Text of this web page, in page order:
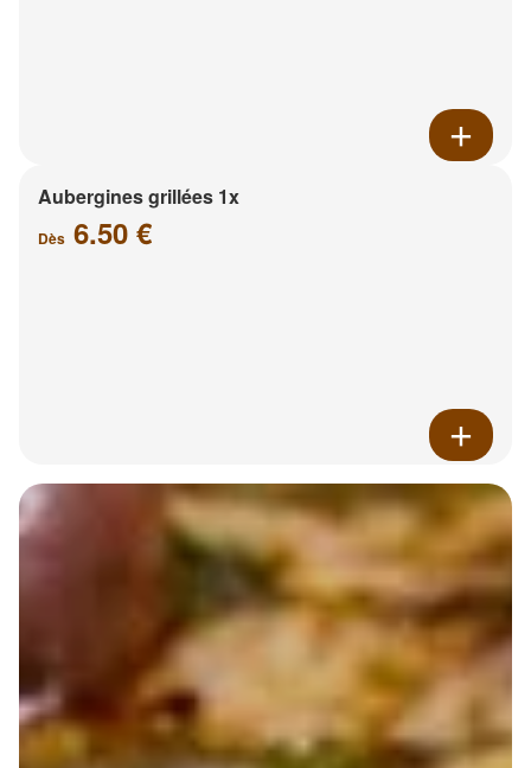
Aubergines grillées 1x
Dès 6.50 €